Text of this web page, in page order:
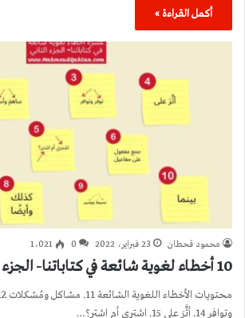
أكمل القراءة »
محمود قحطان 23 فبراير، 2022 0 1٬021
10 أخطاء لغوية شائعة في كتاباتنا- الجزء الثاني
وتوافر 14. أثَّرَ على 15. اشتري أم اشترِ؟…